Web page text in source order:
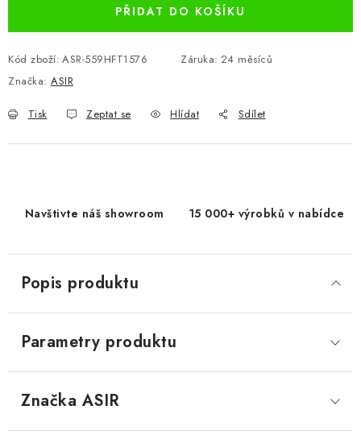
PŘIDAT DO KOŠÍKU
Kód zboží: ASR-559HFT1576 Záruka: 24 měsíců
Značka: ASIR
Tisk Zeptat se Hlídat Sdílet
Navštivte náš showroom 15 000+ výrobků v nabídce
Popis produktu
Parametry produktu
Značka ASIR